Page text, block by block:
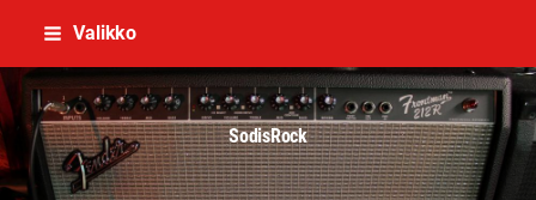
Siirry
sisältöön
Valikko
SodisRock